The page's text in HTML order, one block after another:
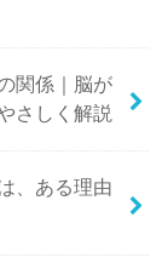
関係｜脳が
さしく解説
、ある理由